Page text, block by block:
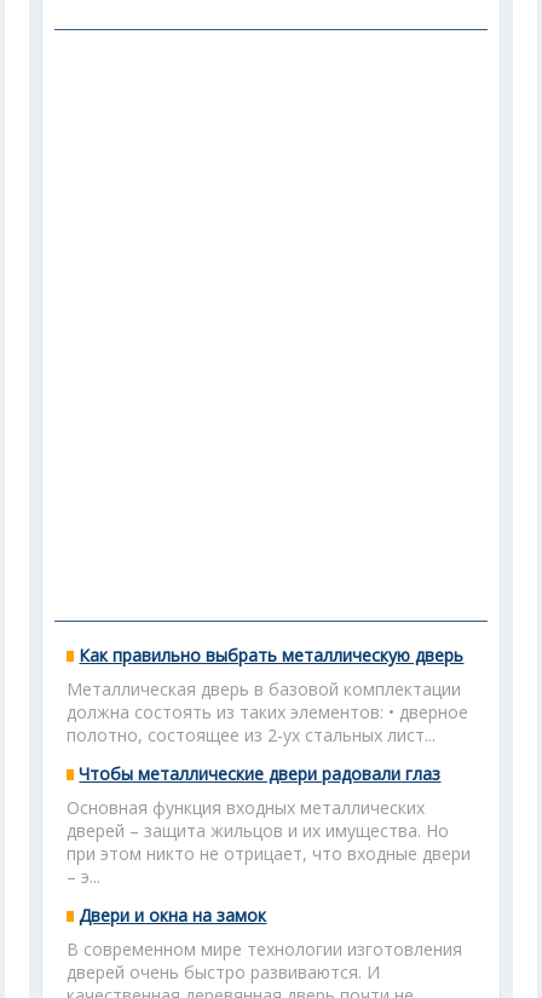
Как правильно выбрать металлическую дверь
Металлическая дверь в базовой комплектации
должна состоять из таких элементов: • дверное
полотно, состоящее из 2-ух стальных лист...
Чтобы металлические двери радовали глаз
Основная функция входных металлических
дверей – защита жильцов и их имущества. Но
при этом никто не отрицает, что входные двери
– э...
Двери и окна на замок
В современном мире технологии изготовления
дверей очень быстро развиваются. И